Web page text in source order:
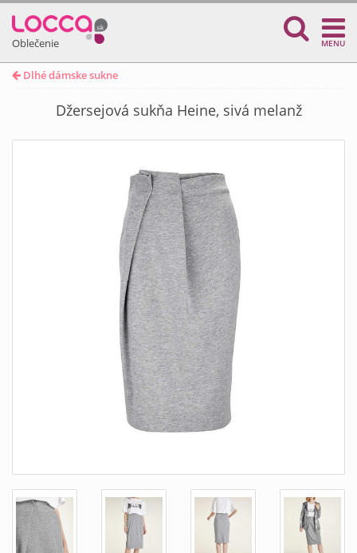
Oblečenie MENU
Dlhé dámske sukne
Džersejová sukňa Heine, sivá melanž